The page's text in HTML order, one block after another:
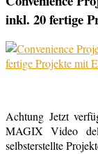
inkl. 20 fertige
Achtung Jetzt
MAGIX Video
selbsterstellte